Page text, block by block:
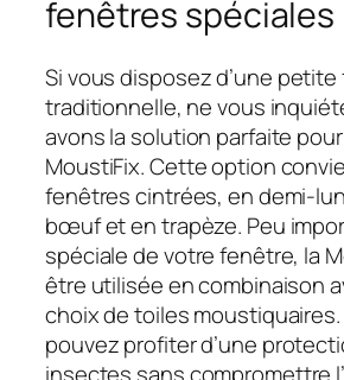
fenêtres spéciales
Si vous disposez d’une
traditionnelle, ne vous
avons la solution parfaite
MoustiFix. Cette option
fenêtres cintrées, en demi-
bœuf et en trapèze. Peu
spéciale de votre fenêtre, la
être utilisée en combinaison
choix de toiles
pouvez profiter d’une